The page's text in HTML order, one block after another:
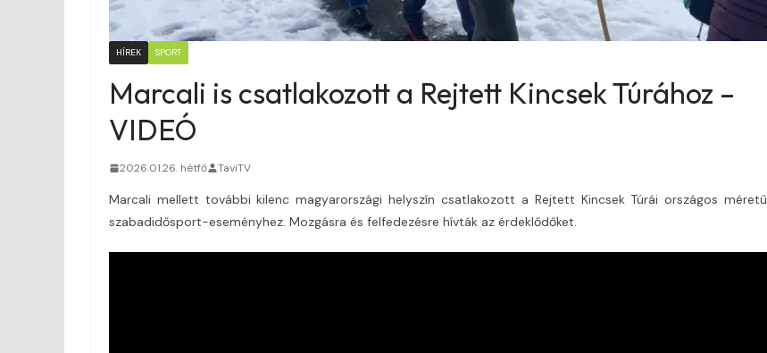
HÍREK SPORT
Marcali is csatlakozott a Rejtett Kincsek Túrához –
VIDEÓ
2026.01.26. hétfő TaviTV
Marcali mellett további kilenc magyarországi helyszín csatlakozott a Rejtett Kincsek Túrái országos méretű
szabadidősport-eseményhez. Mozgásra és felfedezésre hívták az érdeklődőket.